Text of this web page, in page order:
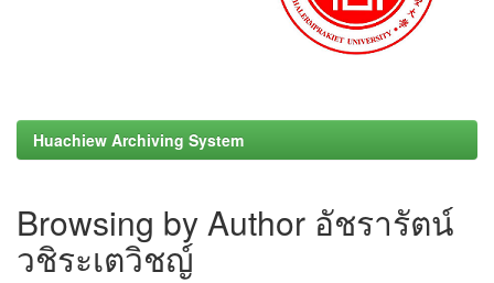
Huachiew Archiving System
Browsing by Author อัชรารัตน์
วชิระเตวิชญ์